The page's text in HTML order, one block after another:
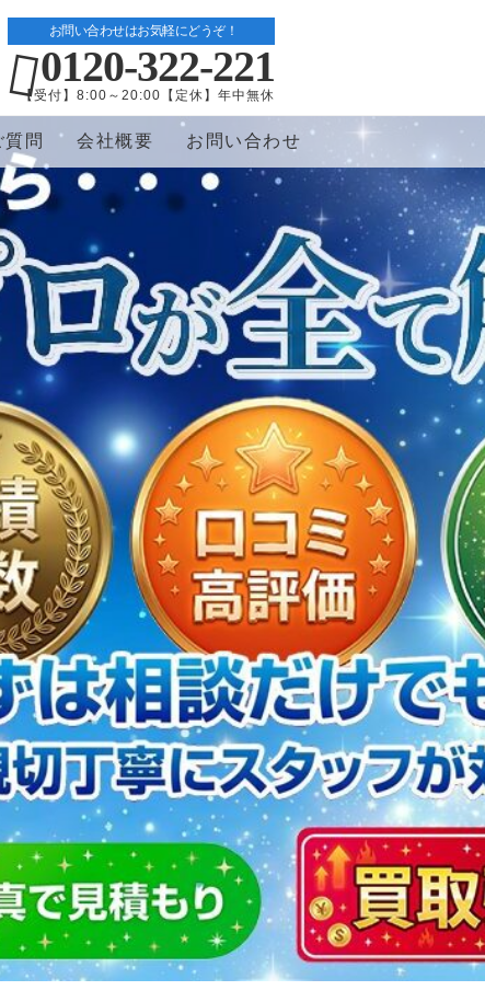
お問い合わせはお気軽にどうぞ！
0120-322-221
【受付】8:00～20:00【定休】年中無休
質問 会社概要 お問い合わせ